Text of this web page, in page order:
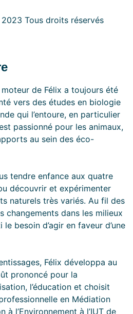
Tous droits réservés
de Félix a toujours été
vers des études en biologie
qui l’entoure, en particulier
passionné pour les animaux,
au sein des éco-
tendre enfance aux quatre
découvrir et expérimenter
naturels très variés. Au fil des
changements dans les milieux
le besoin d’agir en faveur d’une
Félix développa au
prononcé pour la
l’éducation et choisit
en Médiation
à l’Environnement à l’IUT de